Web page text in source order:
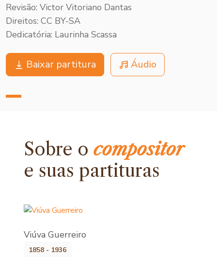
Revisão: Victor Vitoriano Dantas
Direitos: CC BY-SA
Dedicatória: Laurinha Scassa
Baixar partitura Áudio
Sobre ocompositor
e suas partituras
Viúva Guerreiro
1858 - 1936